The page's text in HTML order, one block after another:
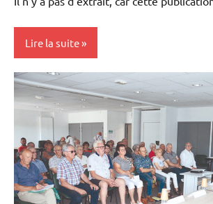
Lire la suite
Initiatives
Machinisme